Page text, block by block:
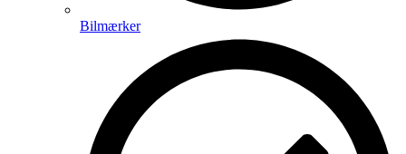
Bilmærker